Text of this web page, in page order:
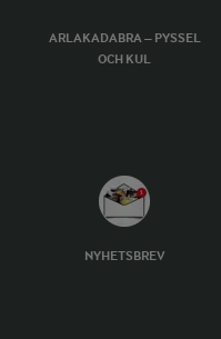
ARLAKADABRA – PYSSEL
OCH KUL
NYHETSBREV